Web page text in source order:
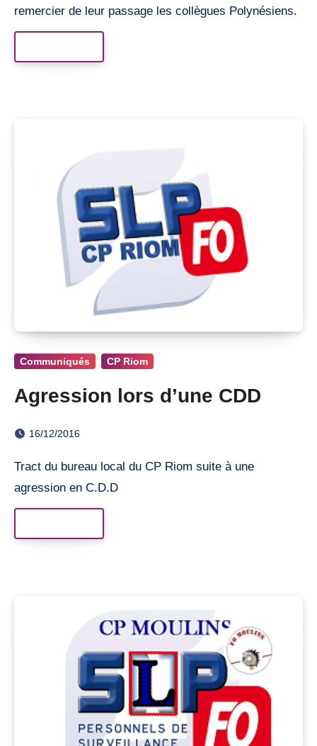
remercier de leur passage les collègues Polynésiens.
Communiqués CP Riom
Agression lors d’une CDD
16/12/2016
Tract du bureau local du CP Riom suite à une
agression en C.D.D